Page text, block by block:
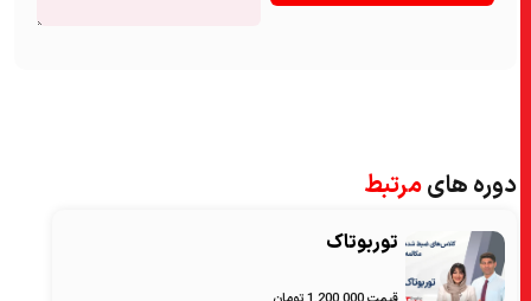
دوره هایمرتبط
توربوتاک